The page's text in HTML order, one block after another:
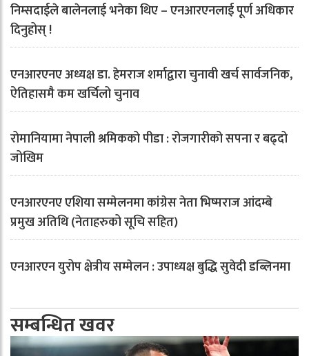
निम्सदाईले बालेनलाई भनेका थिए – एनआरएनलाई पूर्ण अधिकार
दिनुहोस् !
एनआरएनए अध्यक्ष डा. हेमराज शर्माद्वारा चुनावी खर्च सार्वजनिक,
ऐतिहासमै कम खर्चिलो चुनाव
रोमानियामा नेपाली श्रमिकको पीडा : रोजगारीको सपना र बढ्दो
जोखिम
एनआरएनए एशिया सम्मेलनमा कांग्रेस नेता भिष्मराज आंदम्बे
प्रमुख अतिथि (नेताहरुको सूचि सहित)
एनआरएन युरोप क्षेत्रीय सम्मेलन : उपाध्यक्ष बुद्धि सुवेदी डब्लिनमा
सम्बन्धित खवर